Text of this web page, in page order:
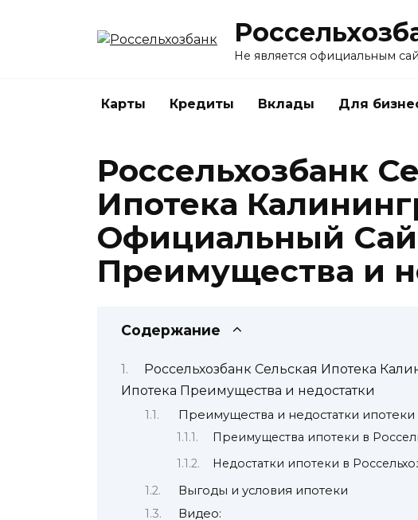
Не является официальным
Карты Кредиты Вклады Для
Россельхозбанк
Ипотека
Официальный
Преимущества и
Содержание
Россельхозбанк Сельская Ипотека
Ипотека Преимущества и недостатки
Преимущества и недостатки ипотеки
Преимущества ипотеки в
Недостатки ипотеки в
Выгоды и условия ипотеки
Видео: